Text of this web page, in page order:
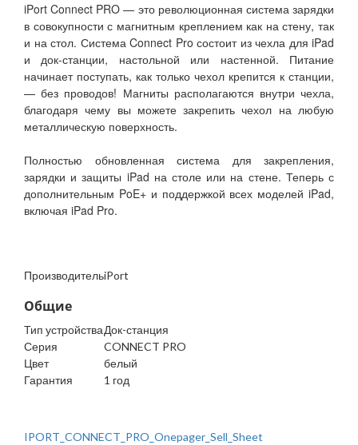
iPort Connect PRO — это революционная система зарядки
в совокупности с магнитным креплением как на стену, так
и на стол. Система Connect Pro состоит из чехла для iPad
и док-станции, настольной или настенной. Питание
начинает поступать, как только чехол крепится к станции,
— без проводов! Магниты располагаются внутри чехла,
благодаря чему вы можете закрепить чехол на любую
металлическую поверхность.
Полностью обновленная система для закрепления,
зарядки и защиты iPad на столе или на стене. Теперь с
дополнительным PoE+ и поддержкой всех моделей iPad,
включая iPad Pro.
ПроизводительiPort
Общие
Тип устройстваДок-станция
Серия
CONNECT PRO
Цвет
белый
Гарантия
1 год
IPORT_CONNECT_PRO_Onepager_Sell_Sheet